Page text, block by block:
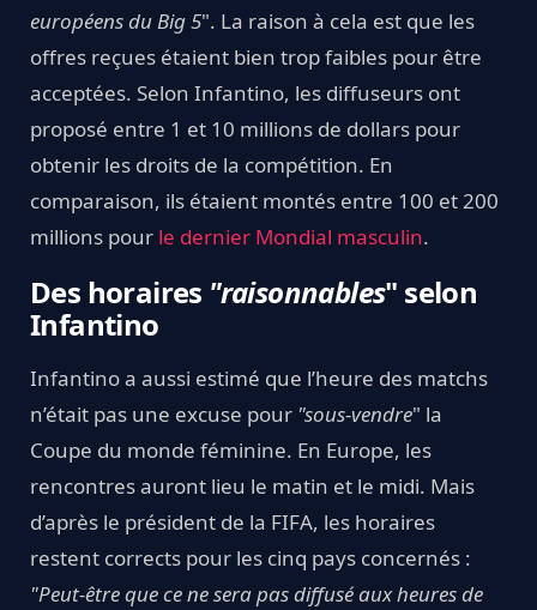
européens du Big 5". La raison à cela est que les
offres reçues étaient bien trop faibles pour être
acceptées. Selon Infantino, les diffuseurs ont
proposé entre 1 et 10 millions de dollars pour
obtenir les droits de la compétition. En
comparaison, ils étaient montés entre 100 et 200
millions pour le dernier Mondial masculin.
Des horaires "raisonnables" selon
Infantino
Infantino a aussi estimé que l’heure des matchs
n’était pas une excuse pour "sous-vendre" la
Coupe du monde féminine. En Europe, les
rencontres auront lieu le matin et le midi. Mais
d’après le président de la FIFA, les horaires
restent corrects pour les cinq pays concernés :
"Peut-être que ce ne sera pas diffusé aux heures de